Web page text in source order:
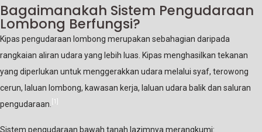
Bagaimanakah Sistem Pengudaraan
Lombong Berfungsi?
Kipas pengudaraan lombong merupakan sebahagian daripada
rangkaian aliran udara yang lebih luas. Kipas menghasilkan tekanan
yang diperlukan untuk menggerakkan udara melalui syaf, terowong
cerun, laluan lombong, kawasan kerja, laluan udara balik dan saluran
pengudaraan.
[1]
Sistem pengudaraan bawah tanah lazimnya merangkumi: